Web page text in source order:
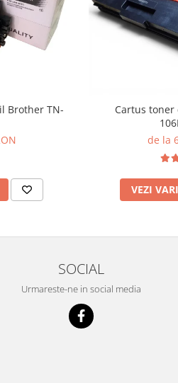
Brother TN-
Cartus toner
de la
VEZI
SOCIAL
Urmareste-ne in social media